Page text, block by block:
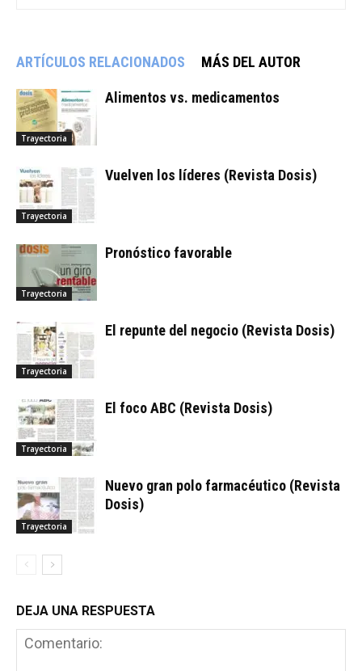
ARTÍCULOS RELACIONADOS MÁS DEL AUTOR
Trayectoria
Alimentos vs. medicamentos
Trayectoria
Vuelven los líderes (Revista Dosis)
Trayectoria
Pronóstico favorable
Trayectoria
El repunte del negocio (Revista Dosis)
Trayectoria
El foco ABC (Revista Dosis)
Trayectoria
Nuevo gran polo farmacéutico (Revista
Dosis)
DEJA UNA RESPUESTA